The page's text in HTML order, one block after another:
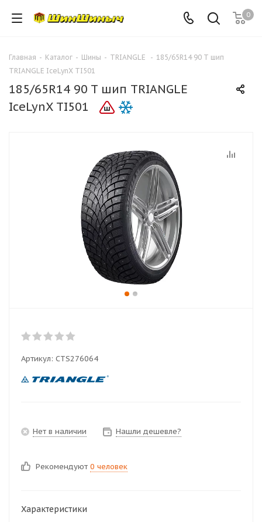
0
Главная - Каталог - Шины - TRIANGLE - 185/65R14 90 T шип
TRIANGLE IceLynX TI501
185/65R14 90 T шип TRIANGLE
IceLynX TI501
Артикул: CTS276064
Нет в наличии Нашли дешевле?
Рекомендуют 0 человек
Характеристики